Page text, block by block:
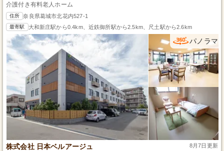
介護付き有料老人ホーム
住所 奈良県葛城市北花内527-1
最寄駅 大和新庄駅から0.4km、近鉄御所駅から2.5km、尺土駅から2.6km
パノラマ
株式会社 日本ベルアージュ 8月7日更新